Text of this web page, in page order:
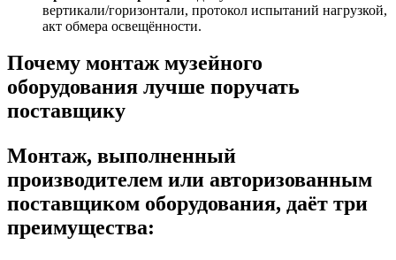
вертикали/горизонтали, протокол испытаний нагрузкой,
акт обмера освещённости.
Почему монтаж музейного
оборудования лучше поручать
поставщику
Монтаж, выполненный
производителем или авторизованным
поставщиком оборудования, даёт три
преимущества: